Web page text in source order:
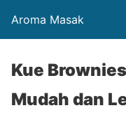
Aroma Masak
Kue
Mudah dan